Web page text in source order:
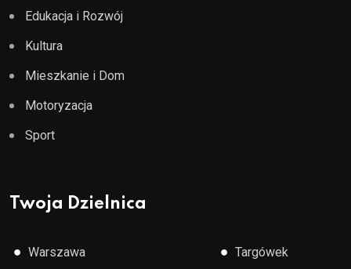
Edukacja i Rozwój
Kultura
Mieszkanie i Dom
Motoryzacja
Sport
Twoja Dzielnica
● Warszawa ● Targówek